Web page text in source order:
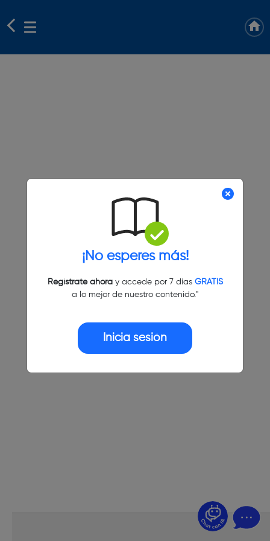
¡No esperes más!
Regístrate ahoray accede por 7 días GRATIS
a lo mejor de nuestro contenido."
Inicia sesión